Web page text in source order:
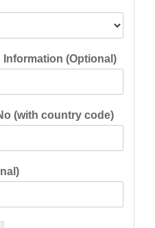
(Optional)
(with country code)